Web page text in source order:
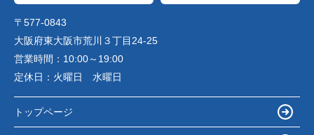
〒577-0843
大阪府東大阪市荒川３丁目24-25
営業時間： 10:00～19:00
定休日： 火曜日 水曜日
トップページ